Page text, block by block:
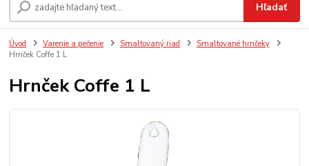
Hľadať
Úvod Varenie a pečenie Smaltovaný riad
Smaltované hrnčeky
Hrnček Coffe 1 L
Hrnček Coffe 1 L